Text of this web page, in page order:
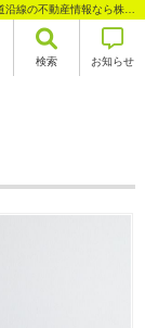
検索 お知らせ